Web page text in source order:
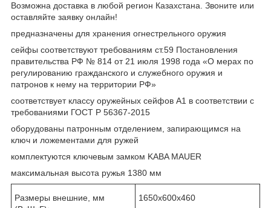
Возможна доставка в любой регион Казахстана. Звоните или
оставляйте заявку онлайн!
предназначены для хранения огнестрельного оружия
сейфы соответствуют требованиям ст.59 Постановления
правительства РФ № 814 от 21 июля 1998 года «О мерах по
регулированию гражданского и служебного оружия и
патронов к нему на территории РФ»
соответствует классу оружейных сейфов А1 в соответствии с
требованиями ГОСТ Р 56367-2015
оборудованы патронным отделением, запирающимся на
ключ и ложементами для ружей
комплектуются ключевым замком KABA MAUER
максимальная высота ружья 1380 мм
Размеры внешние, мм
1650x600x460